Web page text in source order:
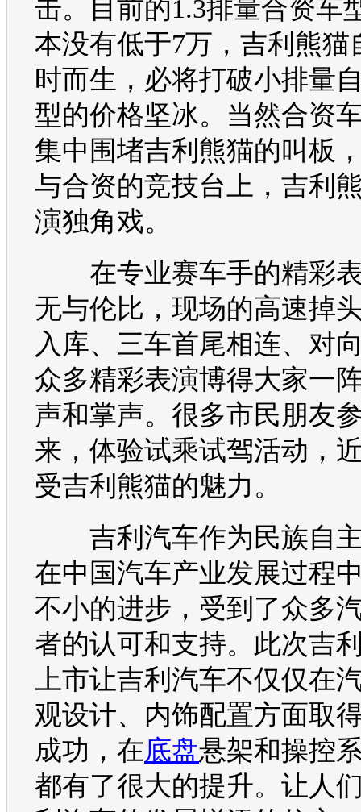
击。目前的1.3排量合资车
本没有低于7万， 吉利 熊猫
时而生，必将打破小排量
型的价格坚冰。当然合资
集中围堵吉利 熊猫的叫板
与合资的竞技台上， 吉利
演独角戏。
在专业赛车手的精彩
无与伦比，现场的高速掉
入库、三车首尾相连、对
众多精彩表演博得大家一
声和掌声。很多市民朋友
来，体验试乘试驾活动，
受吉利 熊猫的魅力。
吉利汽车作为民族自
在中国汽车产业发展过程
不小的进步，受到了众多
者的认可和支持。此次吉
上市让吉利汽车不仅仅在
观设计、内饰配置方面取
成功，在底盘悬架和操控
都有了很大的提升。让人